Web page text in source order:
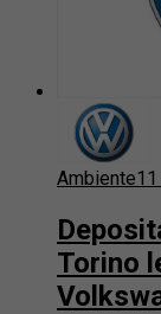
Ambiente11
Torino